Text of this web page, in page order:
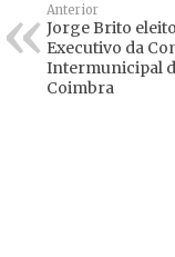
Anterior
Jorge Brito
Executivo da
Intermunicipal
Coimbra